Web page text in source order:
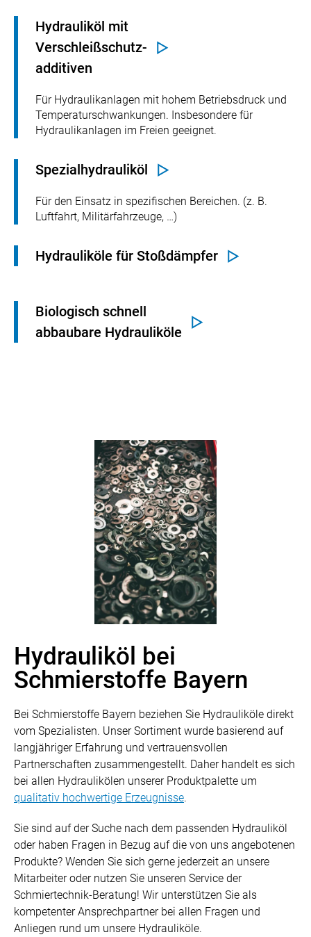
Hydrauliköl mit
Verschleißschutz-
additiven
Für Hydraulikanlagen mit hohem Betriebsdruck und
Temperaturschwankungen. Insbesondere für
Hydraulikanlagen im Freien geeignet.
Spezialhydrauliköl
Für den Einsatz in spezifischen Bereichen. (z. B.
Luftfahrt, Militärfahrzeuge, …)
Hydrauliköle für Stoßdämpfer
Biologisch schnell
abbaubare Hydrauliköle
Hydrauliköl bei
Schmierstoffe Bayern
Bei Schmierstoffe Bayern beziehen Sie Hydrauliköle direkt
vom Spezialisten. Unser Sortiment wurde basierend auf
langjähriger Erfahrung und vertrauensvollen
Partnerschaften zusammengestellt. Daher handelt es sich
bei allen Hydraulikölen unserer Produktpalette um
qualitativ hochwertige Erzeugnisse.
Sie sind auf der Suche nach dem passenden Hydrauliköl
oder haben Fragen in Bezug auf die von uns angebotenen
Produkte? Wenden Sie sich gerne jederzeit an unsere
Mitarbeiter oder nutzen Sie unseren Service der
Schmiertechnik-Beratung! Wir unterstützen Sie als
kompetenter Ansprechpartner bei allen Fragen und
Anliegen rund um unsere Hydrauliköle.